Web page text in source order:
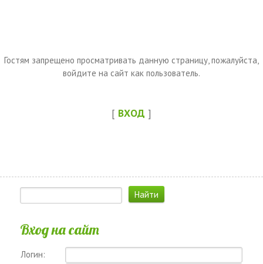
Гостям запрещено просматривать данную страницу, пожалуйста,
войдите на сайт как пользователь.
[ ВХОД ]
Вход на сайт
Логин: